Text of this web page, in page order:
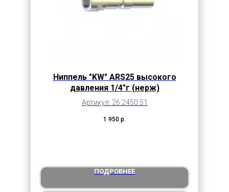
Ниппель "KW" ARS25 высокого
давления 1/4"г (нерж)
Артикул: 26.2450.51
1 950 р.
ПОДРОБНЕЕ